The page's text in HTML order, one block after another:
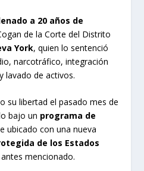
a 20 años de
de la Corte del Distrito
York, quien lo sentenció
narcotráfico, integración
lavado de activos.
su libertad el pasado mes de
bajo un programa de
ubicado con una nueva
de los Estados
mencionado.